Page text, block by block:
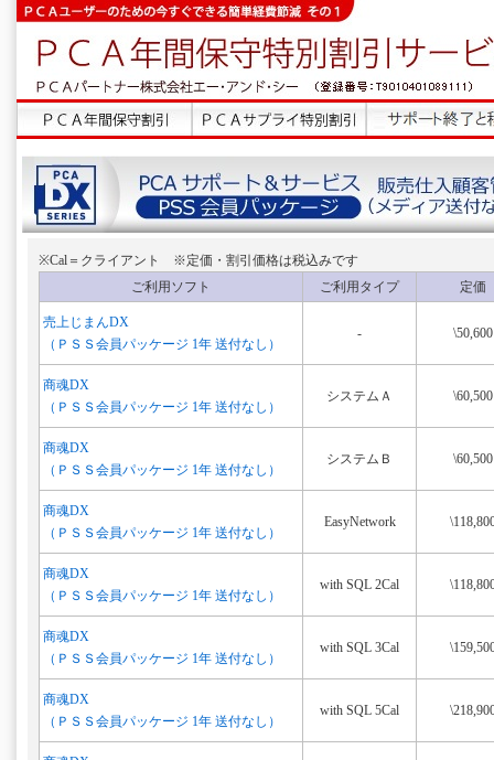
※Cal＝クライアント ※定価・割引価格は税込みです
ご利用ソフト
ご利用タイプ 定価
売上じまんDX
（ＰＳＳ会員パッケージ 1年 送付なし）
- \50,600
商魂DX
（ＰＳＳ会員パッケージ 1年 送付なし）
システムＡ \60,500
商魂DX
（ＰＳＳ会員パッケージ 1年 送付なし）
システムＢ \60,500
商魂DX
（ＰＳＳ会員パッケージ 1年 送付なし）
EasyNetwork
商魂DX
（ＰＳＳ会員パッケージ 1年 送付なし）
with SQL 2Cal
商魂DX
（ＰＳＳ会員パッケージ 1年 送付なし）
with SQL 3Cal
商魂DX
（ＰＳＳ会員パッケージ 1年 送付なし）
with SQL 5Cal